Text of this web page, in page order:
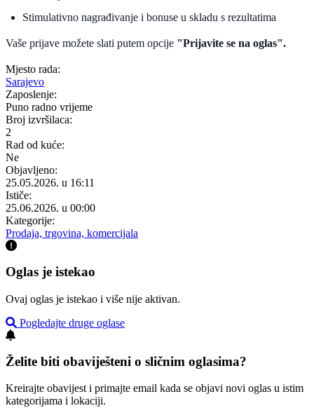
Stimulativno nagrađivanje i bonuse u skladu s rezultatima
Vaše prijave možete slati putem opcije "Prijavite se na oglas".
Mjesto rada:
Sarajevo
Zaposlenje:
Puno radno vrijeme
Broj izvršilaca:
2
Rad od kuće:
Ne
Objavljeno:
25.05.2026. u 16:11
Ističe:
25.06.2026. u 00:00
Kategorije:
Prodaja, trgovina, komercijala
Oglas je istekao
Ovaj oglas je istekao i više nije aktivan.
Pogledajte druge oglase
Želite biti obaviješteni o sličnim oglasima?
Kreirajte obavijest i primajte email kada se objavi novi oglas u istim
kategorijama i lokaciji.